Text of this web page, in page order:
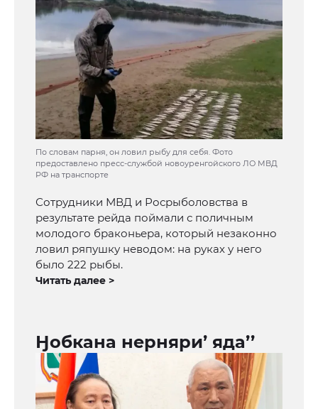
По словам парня, он ловил рыбу для себя. Фото
предоставлено пресс-службой новоуренгойского ЛО МВД
РФ на транспорте
Сотрудники МВД и Росрыболовства в
результате рейда поймали с поличным
молодого браконьера, который незаконно
ловил ряпушку неводом: на руках у него
было 222 рыбы.
Читать далее >
Ӈобкана нерняри’ яда’’